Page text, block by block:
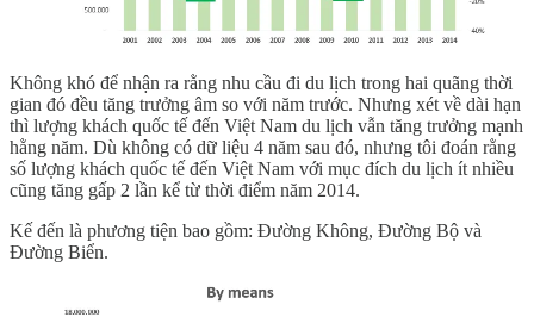
Không khó để nhận ra rằng nhu cầu đi du lịch trong hai quãng thời
gian đó đều tăng trưởng âm so với năm trước. Nhưng xét về dài hạn
thì lượng khách quốc tế đến Việt Nam du lịch vẫn tăng trưởng mạnh
hằng năm. Dù không có dữ liệu 4 năm sau đó, nhưng tôi đoán rằng
số lượng khách quốc tế đến Việt Nam với mục đích du lịch ít nhiều
cũng tăng gấp 2 lần kể từ thời điểm năm 2014.
Kế đến là phương tiện bao gồm: Đường Không, Đường Bộ và
Đường Biển.